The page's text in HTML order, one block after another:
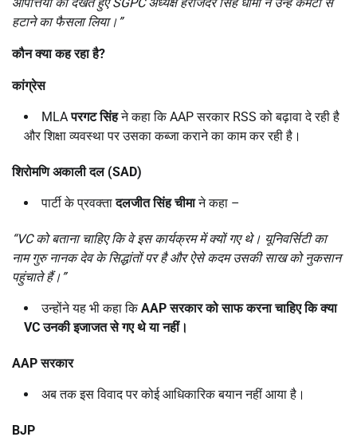
हटाने का फैसला लिया।”
कौन क्या कह रहा है?
कांग्रेस
MLAपरगट सिंहने कहा कि AAP सरकार RSS को बढ़ावा दे रही है
और शिक्षा व्यवस्था पर उसका कब्जा कराने का काम कर रही है।
शिरोमणि अकाली दल (SAD)
पार्टी के प्रवक्तादलजीत सिंह चीमाने कहा –
“VCको बताना चाहिए कि वे इस कार्यक्रम में क्यों गए थे। यूनिवर्सिटी का
नाम गुरु नानक देव के सिद्धांतों पर है और ऐसे कदम उसकी साख को नुकसान
पहुंचाते हैं।”
उन्होंने यह भी कहा किAAPसरकार को साफ करना चाहिए कि क्या
VCउनकी इजाजत से गए थे या नहीं।
AAPसरकार
अब तक इस विवाद पर कोई आधिकारिक बयान नहीं आया है।
BJP